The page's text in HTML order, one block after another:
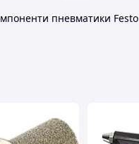
пневматики Festo